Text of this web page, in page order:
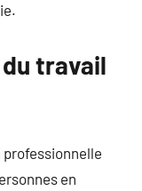
travail
professionnelle
en